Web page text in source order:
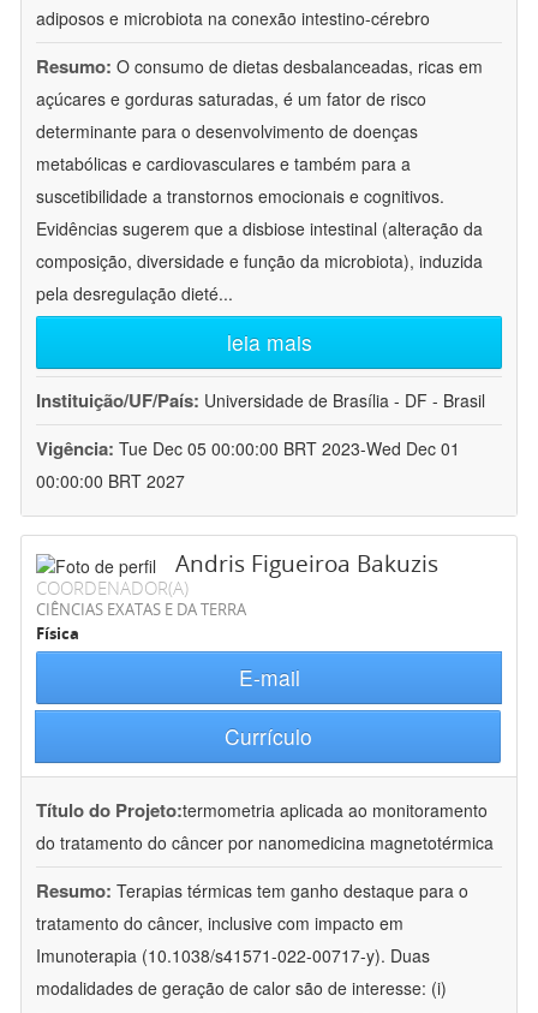
adiposos e microbiota na conexão intestino-cérebro
Resumo: O consumo de dietas desbalanceadas, ricas em
açúcares e gorduras saturadas, é um fator de risco
determinante para o desenvolvimento de doenças
metabólicas e cardiovasculares e também para a
suscetibilidade a transtornos emocionais e cognitivos.
Evidências sugerem que a disbiose intestinal (alteração da
composição, diversidade e função da microbiota), induzida
pela desregulação dieté...
leia mais
Instituição/UF/País: Universidade de Brasília - DF - Brasil
Vigência: Tue Dec 05 00:00:00 BRT 2023-Wed Dec 01
00:00:00 BRT 2027
Andris Figueiroa Bakuzis
COORDENADOR(A)
CIÊNCIAS EXATAS E DA TERRA
Física
E-mail
Currículo
Título do Projeto:termometria aplicada ao monitoramento
do tratamento do câncer por nanomedicina magnetotérmica
Resumo: Terapias térmicas tem ganho destaque para o
tratamento do câncer, inclusive com impacto em
Imunoterapia (10.1038/s41571-022-00717-y). Duas
modalidades de geração de calor são de interesse: (i)